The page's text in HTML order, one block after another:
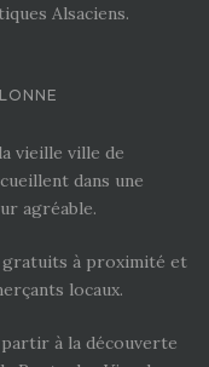
Alsaciens.
vieille ville de
dans une
agréable.
gratuits à proximité et
locaux.
à la découverte